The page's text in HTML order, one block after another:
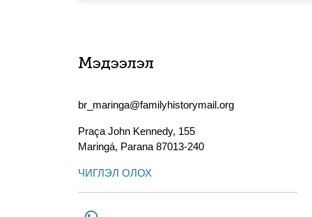
Мэдээлэл
br_maringa@familyhistorymail.org
Praça John Kennedy, 155
Maringá, Parana 87013-240
ЧИГЛЭЛ ОЛОХ